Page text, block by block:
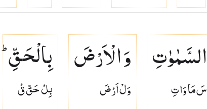
السَّمٰوٰتِ
سَ مَا وَا تِ
وَ الْاَرْضَ
وَلْ اَرْضَ
بِالْحَقِّ ؕ
بِلْ حَقّ قْ